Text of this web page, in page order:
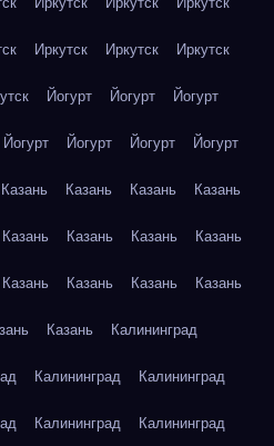
Иркутск Иркутск Иркутск
Йогурт Йогурт Йогурт
Йогурт Йогурт Йогурт Йогурт
Казань Казань Казань Казань
Казань Казань Казань Казань
Казань Казань Казань Казань
Казань Калининград
Калининград Калининград
Калининград Калининград